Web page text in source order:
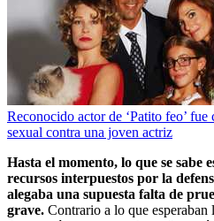
Reconocido actor de ‘Patito feo’
sexual contra una joven actriz
Hasta el momento, lo que se sabe
recursos interpuestos por la
alegaba una supuesta falta de
grave. Contrario a lo que esperaban